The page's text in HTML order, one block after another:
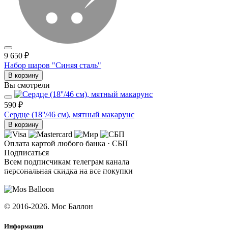
9 650 ₽
Набор шаров "Синяя сталь"
В корзину
Вы смотрели
590 ₽
Сердце (18''/46 см), мятный макарунс
В корзину
Оплата картой любого банка · СБП
Подписаться
Всем подписчикам телеграм канала
персональная скидка на все покупки
© 2016-2026. Мос Баллон
Информация